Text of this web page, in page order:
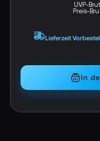
Seien Sie bereit für
EcoFlow DELTA 2
📌 AI-verified E-
TONEART AI Division
UVP-
Preis-
Lieferzeit
In